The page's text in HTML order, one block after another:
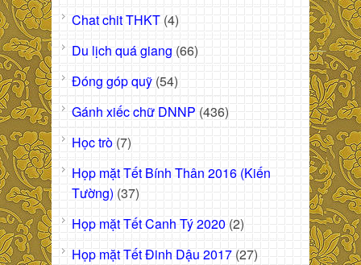
Chat chit THKT (4)
Du lịch quá giang (66)
Đóng góp quỹ (54)
Gánh xiếc chữ DNNP (436)
Học trò (7)
Họp mặt Tết Bính Thân 2016 (Kiến
Tường) (37)
Họp mặt Tết Canh Tý 2020 (2)
Họp mặt Tết Đinh Dậu 2017 (27)